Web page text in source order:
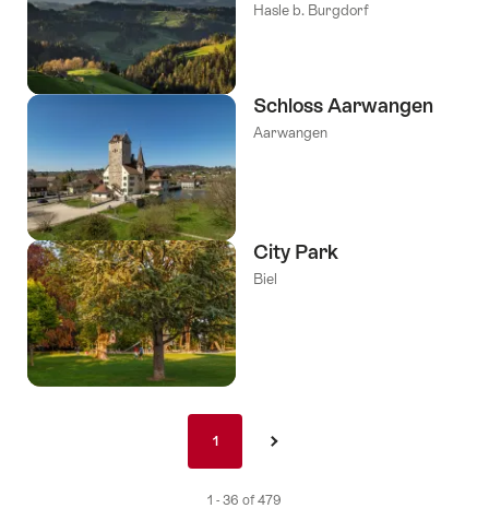
Hasle b. Burgdorf
Schloss Aarwangen
Aarwangen
City Park
Biel
1
1 ›
1 - 36 of 479